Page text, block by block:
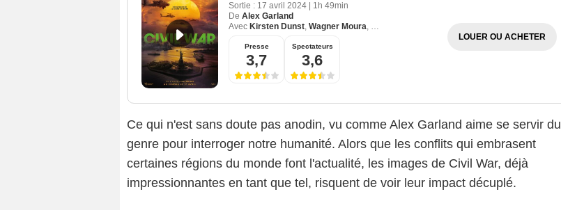
Sortie : 17 avril 2024
1h 49min
De Alex Garland
Avec Kirsten Dunst, Wagner Moura, Cailee Spaeny
Presse
3,7
Spectateurs
3,6
LOUER OU ACHETER
Ce qui n'est sans doute pas anodin, vu comme Alex Garland aime se servir du
genre pour interroger notre humanité. Alors que les conflits qui embrasent
certaines régions du monde font l'actualité, les images de Civil War, déjà
impressionnantes en tant que tel, risquent de voir leur impact décuplé.